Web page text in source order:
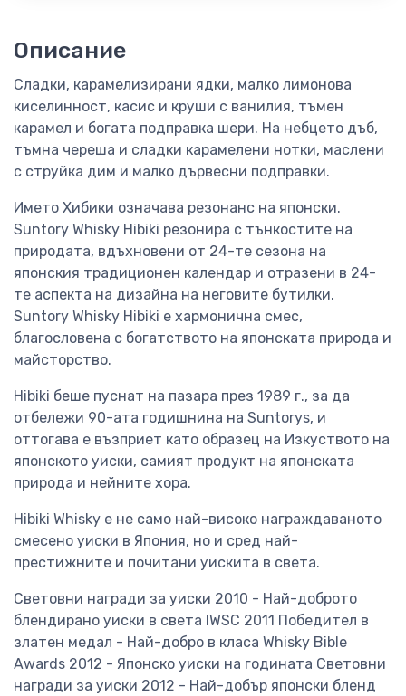
Описание
Сладки, карамелизирани ядки, малко лимонова
киселинност, касис и круши с ванилия, тъмен
карамел и богата подправка шери. На небцето дъб,
тъмна череша и сладки карамелени нотки, маслени
с струйка дим и малко дървесни подправки.
Името Хибики означава резонанс на японски.
Suntory Whisky Hibiki резонира с тънкостите на
природата, вдъхновени от 24-те сезона на
японския традиционен календар и отразени в 24-
те аспекта на дизайна на неговите бутилки.
Suntory Whisky Hibiki е хармонична смес,
благословена с богатството на японската природа и
майсторство.
Hibiki беше пуснат на пазара през 1989 г., за да
отбележи 90-ата годишнина на Suntorys, и
оттогава е възприет като образец на Изкуството на
японското уиски, самият продукт на японската
природа и нейните хора.
Hibiki Whisky е не само най-високо награждаваното
смесено уиски в Япония, но и сред най-
престижните и почитани уискита в света.
Световни награди за уиски 2010 - Най-доброто
блендирано уиски в света IWSC 2011 Победител в
златен медал - Най-добро в класа Whisky Bible
Awards 2012 - Японско уиски на годината Световни
награди за уиски 2012 - Най-добър японски бленд